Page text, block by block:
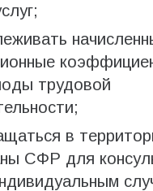
трудовой
в
СФР для